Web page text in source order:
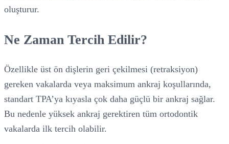
oluşturur.
Ne Zaman Tercih Edilir?
Özellikle üst ön dişlerin geri çekilmesi (retraksiyon)
gereken vakalarda veya maksimum ankraj koşullarında,
standart TPA’ya kıyasla çok daha güçlü bir ankraj sağlar.
Bu nedenle yüksek ankraj gerektiren tüm ortodontik
vakalarda ilk tercih olabilir.